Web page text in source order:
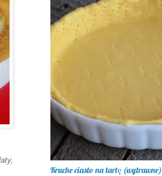
,
Kruche ciasto na tartę (wytrawne)